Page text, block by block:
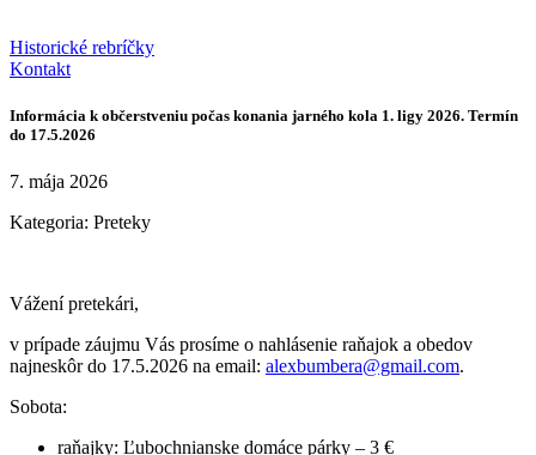
Historické rebríčky
Kontakt
Informácia k občerstveniu počas konania jarného kola 1. ligy 2026. Termín
do 17.5.2026
7. mája 2026
Kategoria: Preteky
Vážení pretekári,
v prípade záujmu Vás prosíme o nahlásenie raňajok a obedov
najneskôr do 17.5.2026 na email: alexbumbera@gmail.com.
Sobota:
raňajky: Ľubochnianske domáce párky – 3 €